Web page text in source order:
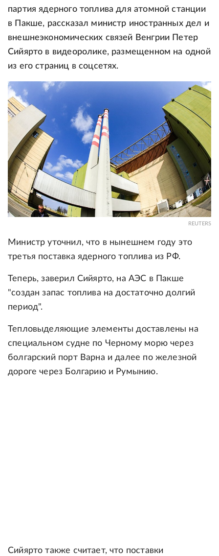
партия ядерного топлива для атомной станции
в Пакше, рассказал министр иностранных дел и
внешнеэкономических связей Венгрии Петер
Сийярто в видеоролике, размещенном на одной
из его страниц в соцсетях.
REUTERS
Министр уточнил, что в нынешнем году это
третья поставка ядерного топлива из РФ.
Теперь, заверил Сийярто, на АЭС в Пакше
"создан запас топлива на достаточно долгий
период".
Тепловыделяющие элементы доставлены на
специальном судне по Черному морю через
болгарский порт Варна и далее по железной
дороге через Болгарию и Румынию.
Сийярто также считает, что поставки